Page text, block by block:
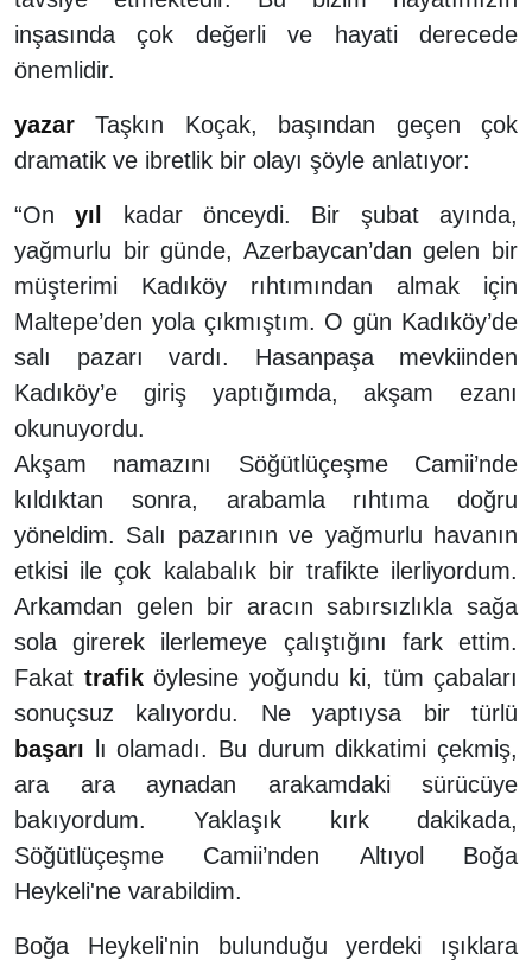
inşasında çok değerli ve hayati derecede
önemlidir.
yazar Taşkın Koçak, başından geçen çok
dramatik ve ibretlik bir olayı şöyle anlatıyor:
“Onyıl kadar önceydi. Bir şubat ayında,
yağmurlu bir günde, Azerbaycan’dan gelen bir
müşterimi Kadıköy rıhtımından almak için
Maltepe’den yola çıkmıştım. O gün Kadıköy’de
salı pazarı vardı. Hasanpaşa mevkiinden
Kadıköy’e giriş yaptığımda, akşam ezanı
okunuyordu.
Akşam namazını Söğütlüçeşme Camii’nde
kıldıktan sonra, arabamla rıhtıma doğru
yöneldim. Salı pazarının ve yağmurlu havanın
etkisi ile çok kalabalık bir trafikte ilerliyordum.
Arkamdan gelen bir aracın sabırsızlıkla sağa
sola girerek ilerlemeye çalıştığını fark ettim.
Fakat trafiköylesine yoğundu ki, tüm çabaları
sonuçsuz kalıyordu. Ne yaptıysa bir türlü
başarı lı olamadı. Bu durum dikkatimi çekmiş,
ara ara aynadan arakamdaki sürücüye
bakıyordum. Yaklaşık kırk dakikada,
Söğütlüçeşme Camii’nden Altıyol Boğa
Heykeli'ne varabildim.
Boğa Heykeli'nin bulunduğu yerdeki ışıklara